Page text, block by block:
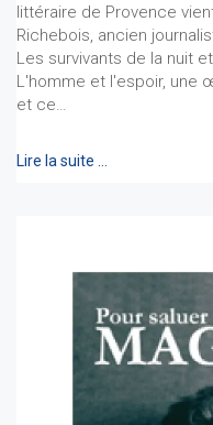
littéraire de Provence
Richebois, ancien
Les survivants de la nuit
L'homme et l'espoir, une
et ce…
Lire la suite …